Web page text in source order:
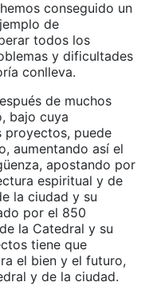
conseguido un
de
todos los
y dificultades
conlleva.
de muchos
bajo cuya
proyectos, puede
aumentando así el
apostando por
espiritual y de
la ciudad y su
por el 850
la Catedral y su
tiene que
el bien y el futuro,
y de la ciudad.